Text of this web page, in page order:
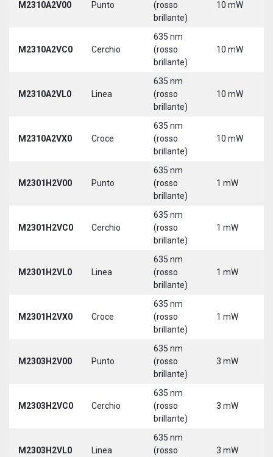
M2310A2V00 Punto
(rosso
brillante)
10 mW
M2310A2VC0 Cerchio
635 nm
(rosso
brillante)
10 mW
M2310A2VL0 Linea
635 nm
(rosso
brillante)
10 mW
M2310A2VX0 Croce
635 nm
(rosso
brillante)
10 mW
M2301H2V00 Punto
635 nm
(rosso
brillante)
1 mW
M2301H2VC0 Cerchio
635 nm
(rosso
brillante)
1 mW
M2301H2VL0 Linea
635 nm
(rosso
brillante)
1 mW
M2301H2VX0 Croce
635 nm
(rosso
brillante)
1 mW
M2303H2V00 Punto
635 nm
(rosso
brillante)
3 mW
M2303H2VC0 Cerchio
635 nm
(rosso
brillante)
3 mW
M2303H2VL0 Linea
635 nm
(rosso
3 mW